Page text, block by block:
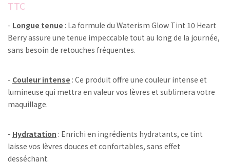
TTC
- Longue tenue : La formule du Waterism Glow Tint 10 Heart
Berry assure une tenue impeccable tout au long de la journée,
sans besoin de retouches fréquentes.
- Couleur intense : Ce produit offre une couleur intense et
lumineuse qui mettra en valeur vos lèvres et sublimera votre
maquillage.
- Hydratation : Enrichi en ingrédients hydratants, ce tint
laisse vos lèvres douces et confortables, sans effet
desséchant.